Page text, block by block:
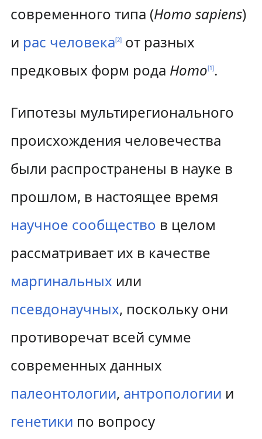
и
современного типа (Homo sapiens)
и рас человека[2]от разных
предковых форм рода Homo[1].
Гипотезы мультирегионального
происхождения человечества
были распространены в науке в
прошлом, в настоящее время
научное сообщество в целом
рассматривает их в качестве
маргинальных или
псевдонаучных, поскольку они
противоречат всей сумме
современных данных
палеонтологии, антропологии и
генетики по вопросу